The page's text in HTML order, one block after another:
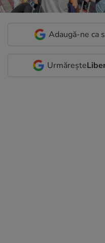
Adaugă-ne ca
Urmărește